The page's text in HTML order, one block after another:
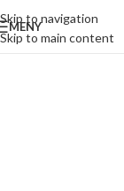
Skip to navigation
Skip to main content
MENY